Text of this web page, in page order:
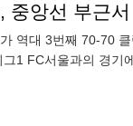
중앙선 부근
역대 3번째 70-70
1 FC서울과의 경기